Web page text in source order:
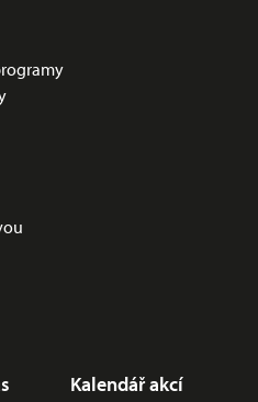
Kalendář akcí